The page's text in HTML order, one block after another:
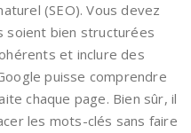
(SEO). Vous devez
soient bien structurées
et inclure des
puisse comprendre
chaque page. Bien sûr, il
les mots-clés sans faire